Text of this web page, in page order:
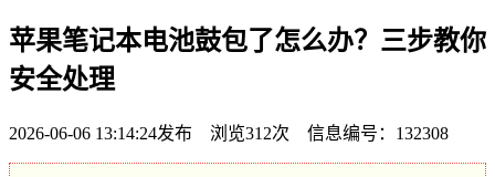
苹果笔记本电池鼓包了怎么办？三步教你
安全处理
2026-06-06 13:14:24发布 浏览312次 信息编号：132308